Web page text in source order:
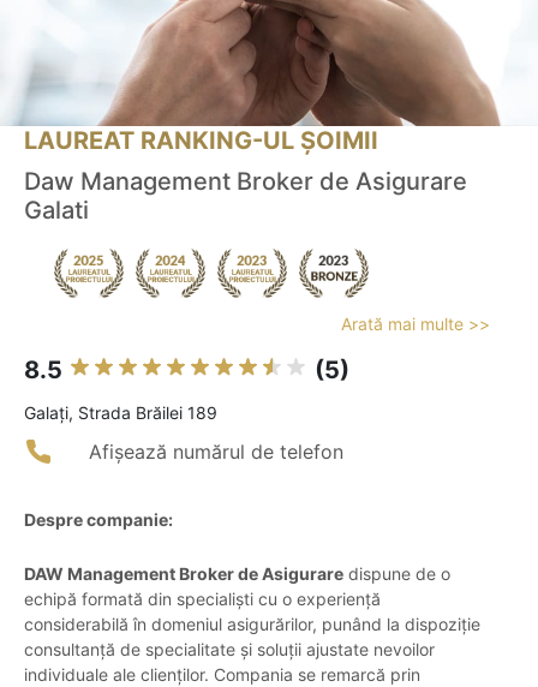
LAUREAT RANKING-UL ȘOIMII
Daw Management Broker de Asigurare
Galati
Arată mai multe >>
8.5 (5)
Galaţi, Strada Brăilei 189
Afișează numărul de telefon
Despre companie:
DAW Management Broker de Asigurare dispune de o
echipă formată din specialiști cu o experiență
considerabilă în domeniul asigurărilor, punând la dispoziție
consultanță de specialitate și soluții ajustate nevoilor
individuale ale clienților. Compania se remarcă prin